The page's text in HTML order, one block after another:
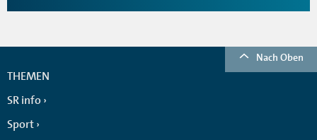
Nach Oben
THEMEN
SR info
Sport